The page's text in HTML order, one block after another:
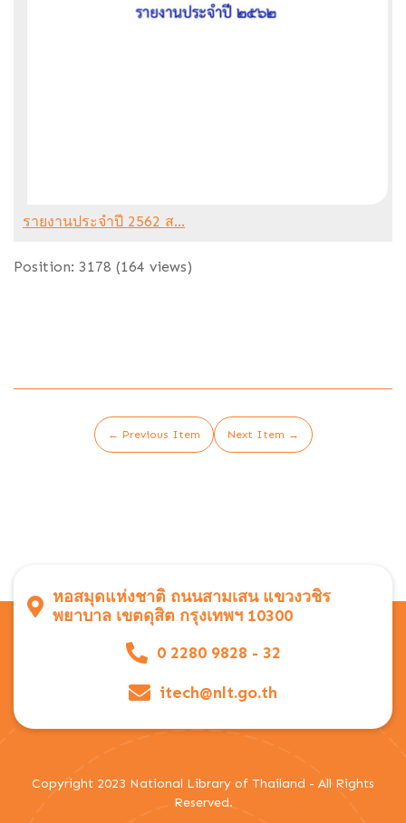
รายงานประจำปี 2562 ส...
Position: 3178 (164 views)
← Previous Item Next Item →
หอสมุดแห่งชาติ ถนนสามเสน แขวงวชิร
พยาบาล เขตดุสิต กรุงเทพฯ 10300
0 2280 9828 - 32
itech@nlt.go.th
Copyright 2023 National Library of Thailand - All Rights
Reserved.